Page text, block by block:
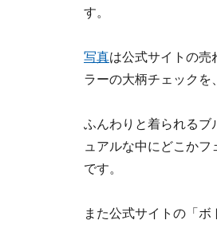
す。
写真は公式サイトの売
ラーの大柄チェックを
ふんわりと着られるブ
ュアルな中にどこか
です。
また公式サイトの「